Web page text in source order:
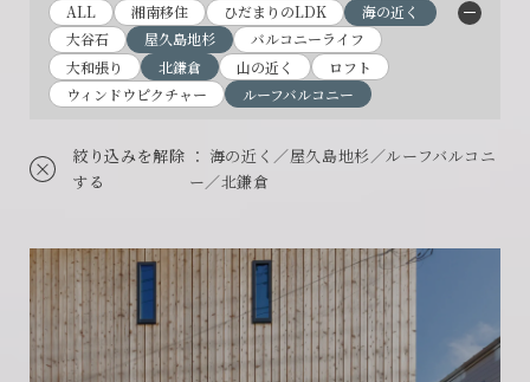
ALL 湘南移住 ひだまりのLDK
海の近く
大谷石
屋久島地杉
バルコニーライフ
大和張り
北鎌倉 山の近く
ロフト
ウィンドウピクチャー
ルーフバルコニー
絞り込みを解除
する
： 海の近く／屋久島地杉／ルーフバルコニ
ー／北鎌倉